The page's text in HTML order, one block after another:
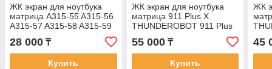
ЖК экран для ноутбука
матрица A315-55 A315-56
A315-57 A315-58 A315-59
Матрица экран диспей
15.6 FullHD IPS
28 000 ₸
Купить
ЖК экран для ноутбука
матрица 911 Plus X
THUNDEROBOT 911 Plus
X Матрица экран диспей
для ноутбука 144hz
55 000₸
Купить
ЖК
45